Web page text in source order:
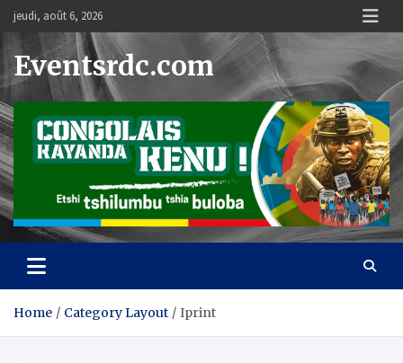
Skip
content
jeudi, août 6, 2026
Eventsrdc.com
Home Category Layout Iprint